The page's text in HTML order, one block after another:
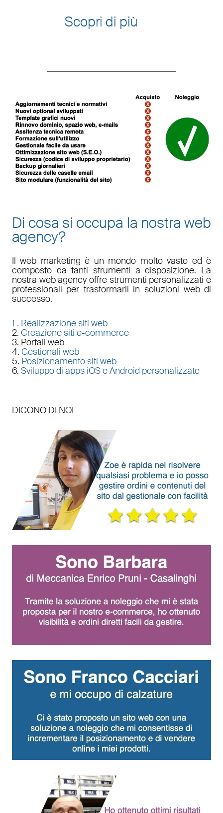
Scopri di più
Di cosa si occupa la nostra web
agency?
Ilweb marketing è un mondo molto vasto ed è
composto da tanti strumenti a disposizione. La
nostra web agencyoffre strumenti personalizzati e
professionali per trasformarli in soluzioni web di
successo.
1 . Realizzazione siti web
2. Creazione siti e-commerce
3. Portali web
4. Gestionali web
5. Posizionamento siti web
6. Sviluppo di apps iOS e Android personalizzate
DICONO DI NOI